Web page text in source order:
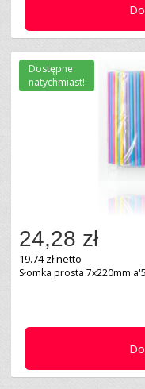
24,28 zł
19.74 zł netto
Słomka prosta 7x220mm
Dostępne
natychmiast!